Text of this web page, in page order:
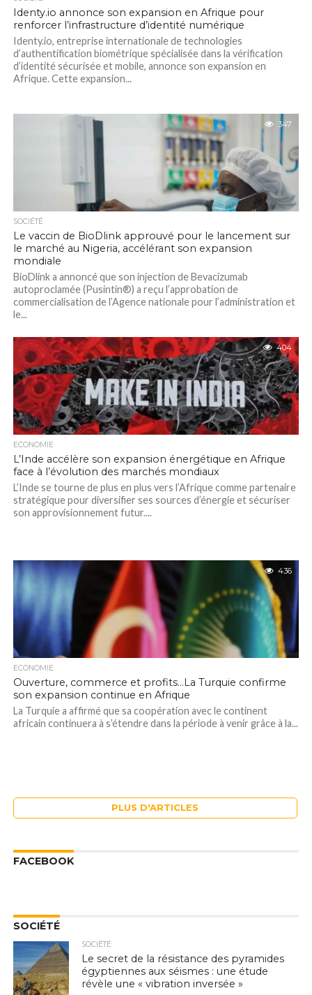
Identy.io annonce son expansion en Afrique pour
renforcer l’infrastructure d’identité numérique
Identy.io, entreprise internationale de technologies
d’authentification biométrique spécialisée dans la vérification
d’identité sécurisée et mobile, annonce son expansion en
Afrique. Cette expansion...
347
SOCIÉTÉ
Le vaccin de BioDlink approuvé pour le lancement sur
le marché au Nigeria, accélérant son expansion
mondiale
BioDlink a annoncé que son injection de Bevacizumab
autoproclamée (Pusintin®) a reçu l’approbation de
commercialisation de l’Agence nationale pour l’administration et
le...
404
ECONOMIE
L’Inde accélère son expansion énergétique en Afrique
face à l’évolution des marchés mondiaux
L’Inde se tourne de plus en plus vers l’Afrique comme partenaire
stratégique pour diversifier ses sources d’énergie et sécuriser
son approvisionnement futur....
436
ECONOMIE
Ouverture, commerce et profits…La Turquie confirme
son expansion continue en Afrique
La Turquie a affirmé que sa coopération avec le continent
africain continuera à s’étendre dans la période à venir grâce à la...
PLUS D'ARTICLES
FACEBOOK
SOCIÉTÉ
SOCIÉTÉ
Le secret de la résistance des pyramides
égyptiennes aux séismes : une étude
révèle une « vibration inversée »